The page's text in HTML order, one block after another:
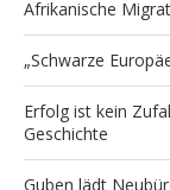
Afrikanische
„Schwarze
Erfolg ist kein
Geschichte
Guben lädt